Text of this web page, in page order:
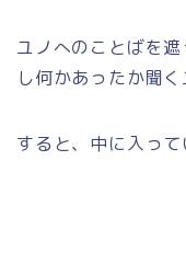
ユノへのことばを
し何かあったか聞く
すると、中に入って